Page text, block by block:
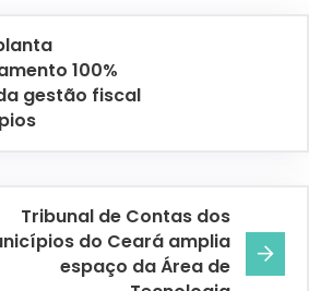
100%
gestão fiscal
Tribunal de Contas dos
do Ceará amplia
espaço da Área de